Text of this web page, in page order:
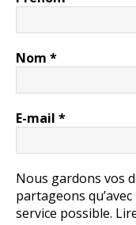
Nom *
E-mail *
Nous gardons vos
partageons
service possible.